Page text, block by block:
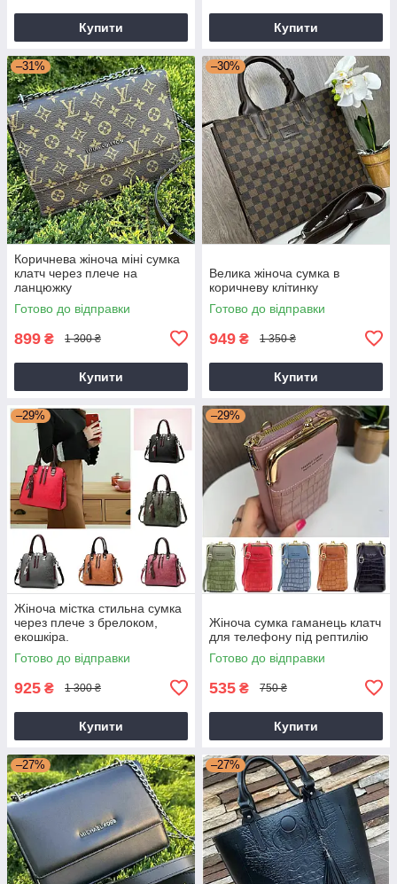
Купити Купити
–31%
Коричнева жіноча міні сумка
клатч через плече на
ланцюжку
Готово до відправки
899 ₴ 1 300 ₴
Купити
–30%
Велика жіноча сумка в
коричневу клітинку
Готово до відправки
949 ₴ 1 350 ₴
Купити
–29%
Жіноча містка стильна сумка
через плече з брелоком,
екошкіра.
Готово до відправки
925 ₴ 1 300 ₴
Купити
–29%
Жіноча сумка гаманець клатч
для телефону під рептилію
Готово до відправки
535 ₴ 750 ₴
Купити
–27% –27%